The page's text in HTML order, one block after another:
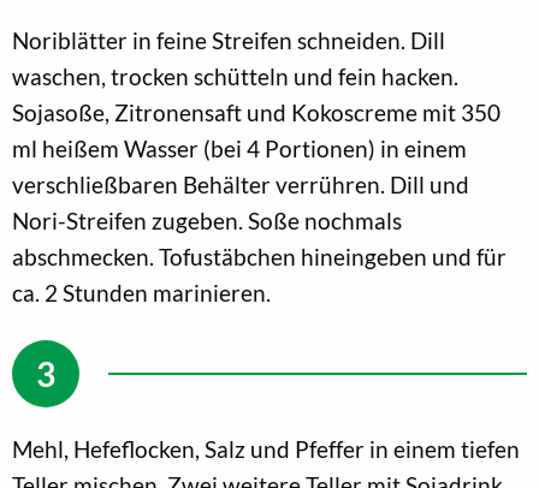
Noriblätter in feine Streifen schneiden. Dill
waschen, trocken schütteln und fein hacken.
Sojasoße, Zitronensaft und Kokoscreme mit 350
ml heißem Wasser (bei 4 Portionen) in einem
verschließbaren Behälter verrühren. Dill und
Nori-Streifen zugeben. Soße nochmals
abschmecken. Tofustäbchen hineingeben und für
ca. 2 Stunden marinieren.
Mehl, Hefeflocken, Salz und Pfeffer in einem tiefen